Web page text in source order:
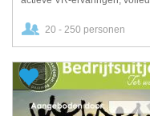
20 - 250 personen